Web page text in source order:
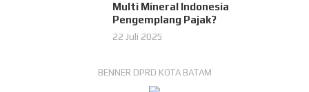
Multi Mineral Indonesia
Pengemplang Pajak?
22 Juli 2025
BENNER DPRD KOTA BATAM